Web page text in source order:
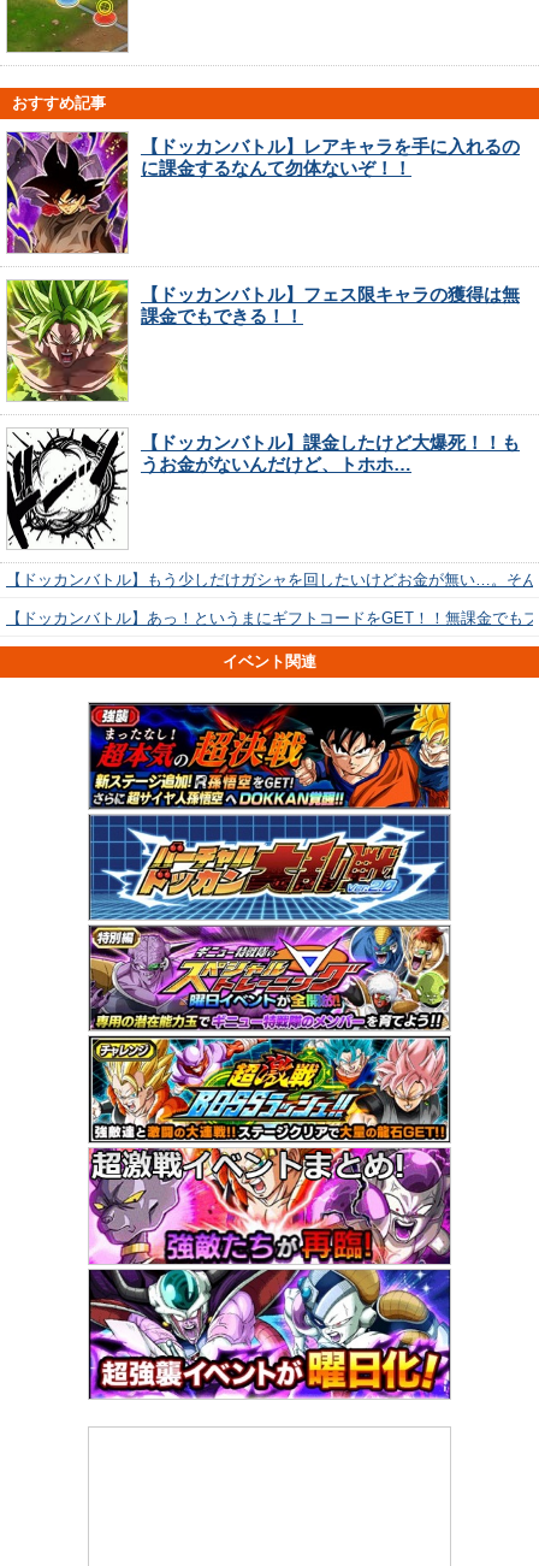
おすすめ記事
【ドッカンバトル】レアキャラを手に入れるの
に課金するなんて勿体ないぞ！！
【ドッカンバトル】フェス限キャラの獲得は無
課金でもできる！！
【ドッカンバトル】課金したけど大爆死！！も
うお金がないんだけど、トホホ…
【ドッカンバトル】もう少しだけガシャを回したいけどお金が無い…。そ
【ドッカンバトル】あっ！というまにギフトコードをGET！！無課金でも
イベント関連